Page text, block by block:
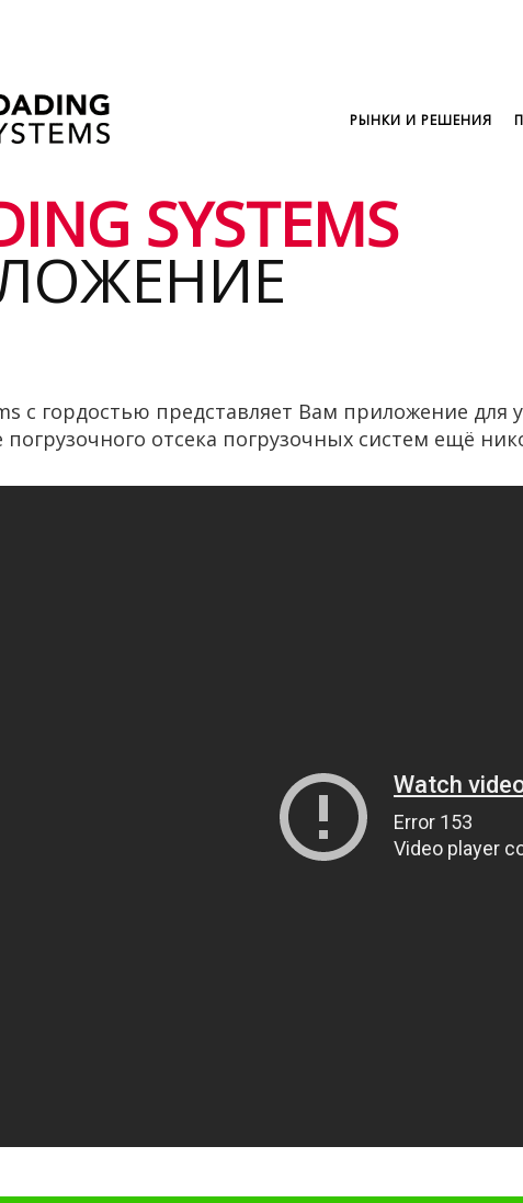
РЫНКИ И РЕШЕНИЯ
SYSTEMS
с гордостью представляет Вам приложение для
погрузочного отсека погрузочных систем ещё